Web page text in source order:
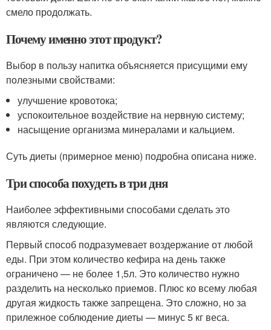
смело продолжать.
Почему именно этот продукт?
Выбор в пользу напитка объясняется присущими ему
полезными свойствами:
улучшение кровотока;
успокоительное воздействие на нервную систему;
насыщение организма минералами и кальцием.
Суть диеты (примерное меню) подробна описана ниже.
Три способа похудеть в три дня
Наиболее эффективными способами сделать это
являются следующие.
Первый способ подразумевает воздержание от любой
еды. При этом количество кефира на день также
ограничено — не более 1,5л. Это количество нужно
разделить на несколько приемов. Плюс ко всему любая
другая жидкость также запрещена. Это сложно, но за
прилежное соблюдение диеты — минус 5 кг веса.